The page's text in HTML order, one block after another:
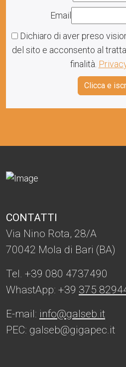
Email
Dichiaro di aver preso
del sito e acconsento al
finalità.
Clicca e
CONTATTI
Via Nino Rota, 28/A
70042 Mola di Bari (BA)
Tel. +39 080 4737490
WhastApp: +39 375
E-mail: info@galseb.it
PEC: galseb@gigapec.it